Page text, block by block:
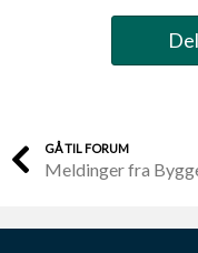
GÅ TIL FORUM
Meldinger fra